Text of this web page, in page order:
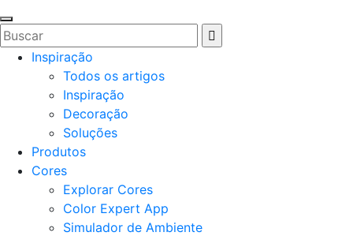
Inspiração
Todos os artigos
Inspiração
Decoração
Soluções
Produtos
Cores
Explorar Cores
Color Expert App
Simulador de Ambiente